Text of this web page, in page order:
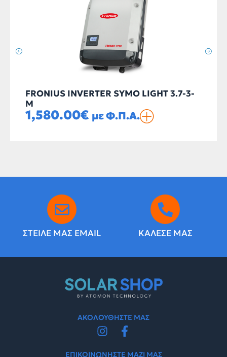
FRONIUS INVERTER SYMO LIGHT 3.7-3-
M
1,580.00€ με Φ.Π.Α.
ΣΤΕΙΛΕ ΜΑΣ EMAIL ΚΑΛΕΣΕ ΜΑΣ
ΑΚΟΛΟΥΘΗΣΤΕ ΜΑΣ
ΕΠΙΚΟΙΝΩΝΗΣΤΕ ΜΑΖΙ ΜΑΣ